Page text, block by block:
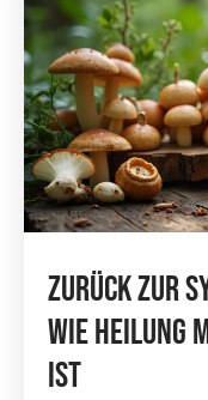
Zurück Zur
Wie Heilung
Ist